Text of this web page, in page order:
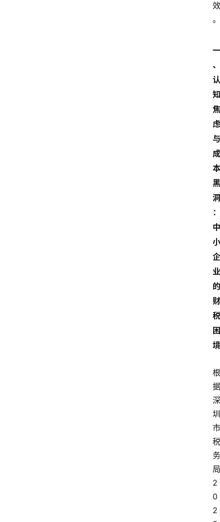
效
。
一
、
认
知
焦
虑
与
成
本
黑
洞
：
中
小
企
业
的
财
税
困
境
根
据
深
圳
市
税
务
局
2
0
2